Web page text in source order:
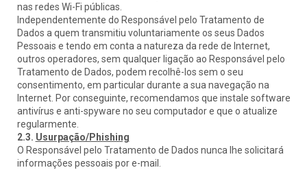
nas redes Wi-Fi públicas.
Independentemente do Responsável pelo Tratamento de
Dados a quem transmitiu voluntariamente os seus Dados
Pessoais e tendo em conta a natureza da rede de Internet,
outros operadores, sem qualquer ligação ao Responsável pelo
Tratamento de Dados, podem recolhê-los sem o seu
consentimento, em particular durante a sua navegação na
Internet. Por conseguinte, recomendamos que instale software
antivírus e anti-spyware no seu computador e que o atualize
regularmente.
2.3. Usurpação/Phishing
O Responsável pelo Tratamento de Dados nunca lhe solicitará
informações pessoais por e-mail.